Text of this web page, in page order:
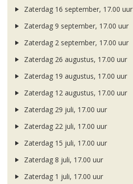
Zaterdag 16 september, 17.00 uur
Zaterdag 9 september, 17.00 uur
Zaterdag 2 september, 17.00 uur
Zaterdag 26 augustus, 17.00 uur
Zaterdag 19 augustus, 17.00 uur
Zaterdag 12 augustus, 17.00 uur
Zaterdag 29 juli, 17.00 uur
Zaterdag 22 juli, 17.00 uur
Zaterdag 15 juli, 17.00 uur
Zaterdag 8 juli, 17.00 uur
Zaterdag 1 juli, 17.00 uur